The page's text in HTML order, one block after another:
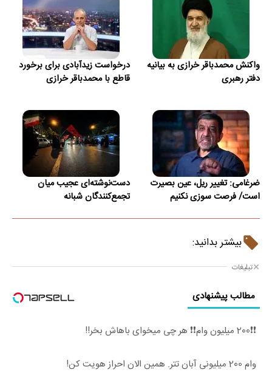
واکنش محمدباقر خرازی به بیانیه
دفتر رهبری
درخواست زیدآبادی برای برخورد
قاطع با محمدباقر خرازی
ضرغامی: تغییر ریل، عین بصیرت
است/ فرصت سوزی نکنیم
دست‌نوشته‌ای عجیب میان
تجمع‌کنندگان شبانه
بیشتر بدانید:
تبلیغات
مطالب پیشنهادی
❗❗200 میلیون وام❗❗ هر چی میخوای باهاش بخر!!
وام 200 میلیونی آبان تتر. همین الان احراز هویت کن!